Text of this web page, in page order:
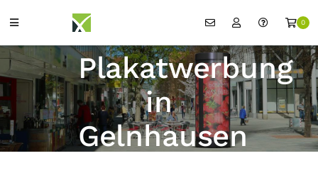
0
Plakatwerbung
in
Gelnhausen